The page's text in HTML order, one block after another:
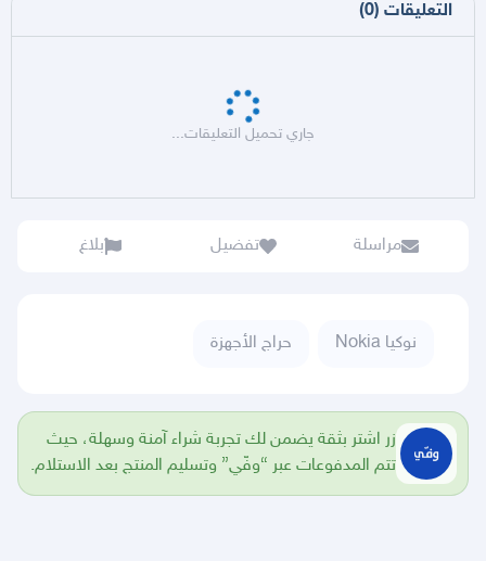
التعليقات (
0
)
جاري تحميل التعليقات...
مراسلة تفضيل بلاغ
نوكيا Nokia حراج الأجهزة
زر اشتر بثقة يضمن لك تجربة شراء آمنة وسهلة، حيث
تتم المدفوعات عبر “وفّي” وتسليم المنتج بعد الاستلام.